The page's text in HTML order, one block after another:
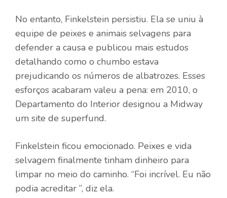
No entanto, Finkelstein persistiu. Ela se uniu à
equipe de peixes e animais selvagens para
defender a causa e publicou mais estudos
detalhando como o chumbo estava
prejudicando os números de albatrozes. Esses
esforços acabaram valeu a pena: em 2010, o
Departamento do Interior designou a Midway
um site de superfund.
Finkelstein ficou emocionado. Peixes e vida
selvagem finalmente tinham dinheiro para
limpar no meio do caminho. “Foi incrível. Eu não
podia acreditar ”, diz ela.